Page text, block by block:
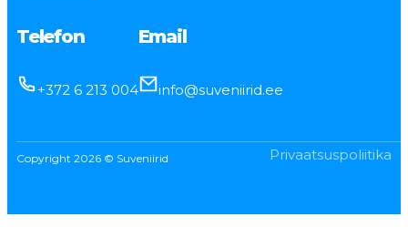
Telefon
+372 6 213 004
Email
info@suveniirid.ee
Copyright 2026 © Suveniirid Privaatsuspoliitika